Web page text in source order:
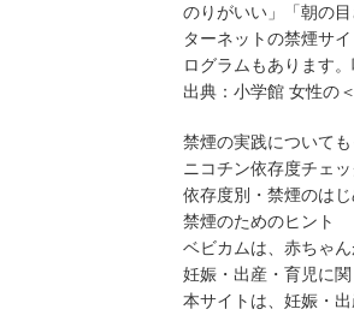
のりがいい」「朝の
ターネットの禁煙サ
ログラムもあります
出典： 小学館 女性の
禁煙の実践について
ニコチン依存度チェッ
依存度別・禁煙のは
禁煙のためのヒント
ベビカムは、赤ちゃ
妊娠・出産・育児に
本サイトは、妊娠・